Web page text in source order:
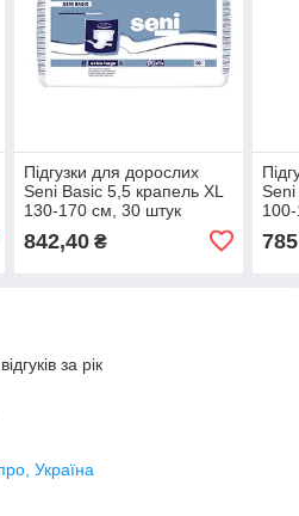
Підгузки для дорослих
Seni Basic 5,5 крапель XL
130-170 см, 30 штук
842,40₴
Seni
785
за рік
Україна